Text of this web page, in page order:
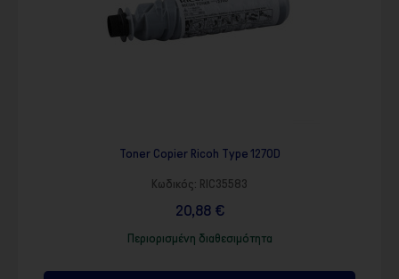
Toner Copier Ricoh Type 1270D
Κωδικός: RIC35583
20,88 €
Περιορισμένη διαθεσιμότητα